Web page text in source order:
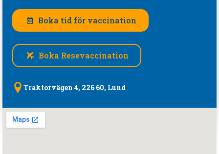
Boka tid för vaccination
Boka Resevaccination
Traktorvägen 4, 226 60, Lund